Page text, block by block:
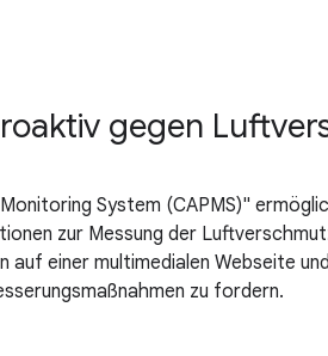
gegen
System (CAPMS)"
zur Messung der
auf einer multimedialen Webseite
zu fordern.